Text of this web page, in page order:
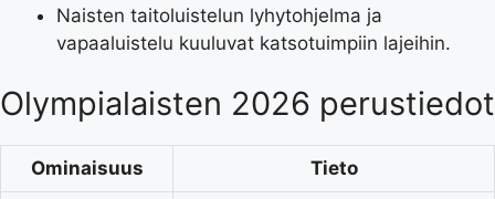
Naisten taitoluistelun lyhytohjelma ja
vapaaluistelu kuuluvat katsotuimpiin lajeihin.
Olympialaisten 2026 perustiedot
Ominaisuus Tieto